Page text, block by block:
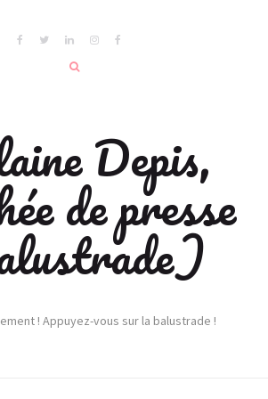
Depis,
de presse
! Appuyez-vous sur la balustrade !